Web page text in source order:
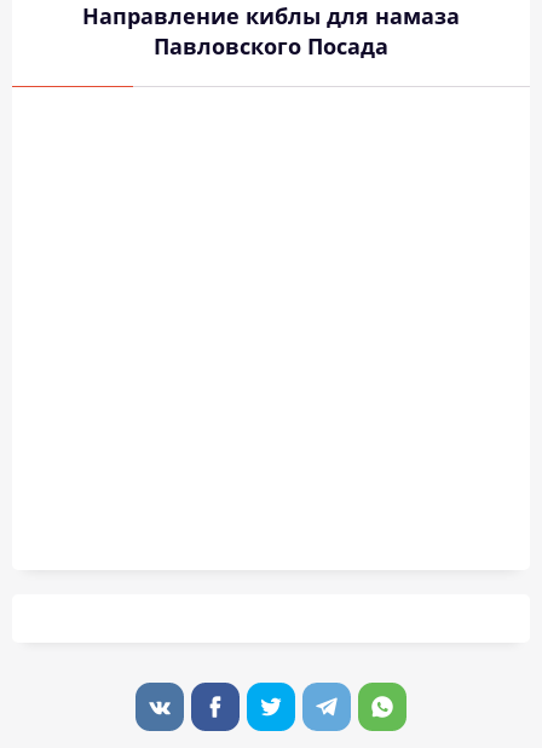
Направление киблы для намаза
Павловского Посада